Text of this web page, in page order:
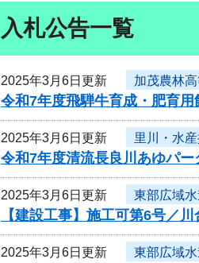
入札公告一覧
2025年3月6日更新 加茂農林
令和7年度飛騨牛育成・肥育
2025年3月6日更新 里川・水
令和7年度清流長良川あゆパ
2025年3月6日更新 東部広域
【建設工事】施工可第6号／
2025年3月6日更新 東部広域